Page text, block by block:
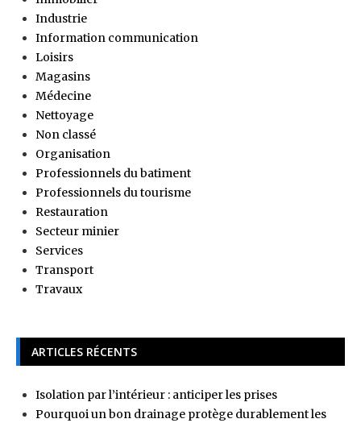
Industrie
Information communication
Loisirs
Magasins
Médecine
Nettoyage
Non classé
Organisation
Professionnels du batiment
Professionnels du tourisme
Restauration
Secteur minier
Services
Transport
Travaux
ARTICLES RÉCENTS
Isolation par l’intérieur : anticiper les prises
Pourquoi un bon drainage protège durablement les